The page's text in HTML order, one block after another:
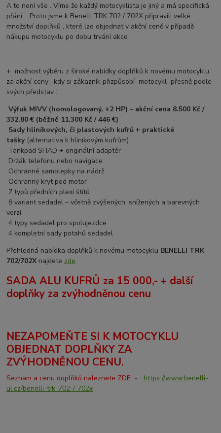
A to není vše . Víme že každý motocyklista je jiný a má specifická
přání . Proto jsme k Benelli TRK 702 / 702X připravili velké
množství doplňků , které lze objednat v akční ceně v případě
nákupu motocyklu po dobu trvání akce
+ možnost výběru z široké nabídky doplňků k novému motocyklu
za akční ceny , kdy si zákazník přizpůsobí motocykl přesně podle
svých představ :
Výfuk MIVV (homologovaný, +2 HP) – akční cena 8.500 Kč /
332,80 € (běžně 11.300 Kč / 446 €)
Sady hliníkových, či plastových kufrů + praktické
tašky(alternativa k hliníkovým kufrům)
Tankpad SHAD + originální adaptér
Držák telefonu nebo navigace
Ochranné samolepky na nádrž
Ochranný kryt pod motor
7 typů předních plexi štítů
8 variant sedadel – včetně zvýšených, snížených a barevných
verzí
4 typy sedadel pro spolujezdce
4 kompletní sady potahů sedadel
Přehledná nabídka doplňků k novému motocyklu BENELLI TRK
702/702X najdete zde
SADA ALU KUFRŮ za 15 000,- + další
doplňky za zvýhodněnou cenu
NEZAPOMEŇTE SI K MOTOCYKLU
OBJEDNAT DOPLŇKY ZA
ZVÝHODNĚNOU CENU.
Seznam a cenu doplňků naleznete ZDE - https://www.benelli-
ul.cz/benelli-trk-702-/-702x